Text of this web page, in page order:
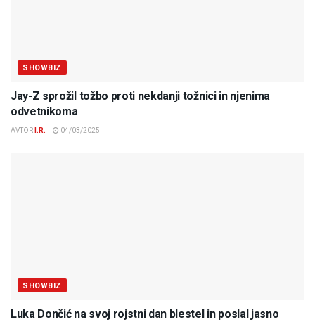
SHOWBIZ
Jay-Z sprožil tožbo proti nekdanji tožnici in njenima
odvetnikoma
AVTOR I.R. 04/03/2025
SHOWBIZ
Luka Dončić na svoj rojstni dan blestel in poslal jasno